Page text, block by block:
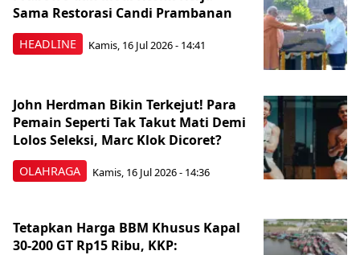
HEADLINE
Sama Restorasi Candi Prambanan
Kamis, 16 Jul 2026 - 14:41
OLAHRAGA
John Herdman Bikin Terkejut! Para
Pemain Seperti Tak Takut Mati Demi
Lolos Seleksi, Marc Klok Dicoret?
Kamis, 16 Jul 2026 - 14:36
Tetapkan Harga BBM Khusus Kapal
30-200 GT Rp15 Ribu, KKP: